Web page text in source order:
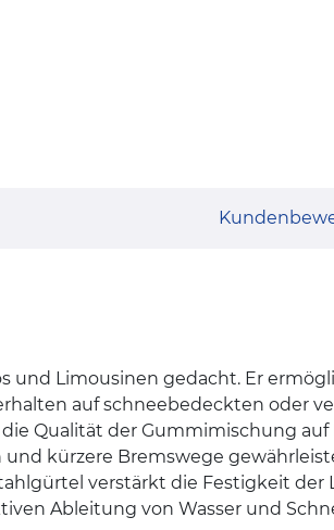
Limousinen gedacht. Er
auf schneebedeckten oder
Qualität der Gummimischung
kürzere Bremswege
verstärkt die Festigkeit der
Ableitung von Wasser und